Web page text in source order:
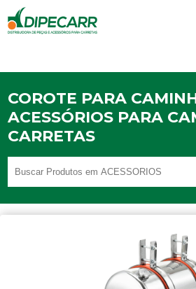
COROTE PARA
ACESSÓRIOS PARA
CARRETAS